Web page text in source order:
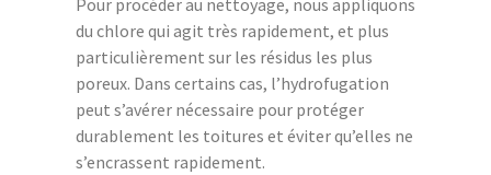
du chlore qui agit très rapidement, et plus
particulièrement sur les résidus les plus
poreux. Dans certains cas, l’hydrofugation
peut s’avérer nécessaire pour protéger
durablement les toitures et éviter qu’elles ne
s’encrassent rapidement.